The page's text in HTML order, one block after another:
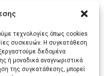
τεχνολογίες όπως cookies
συσκευών. Η συγκατάθεση
δεδομένα
ή μοναδικά αναγνωριστικά
της συγκατάθεσης, μπορεί